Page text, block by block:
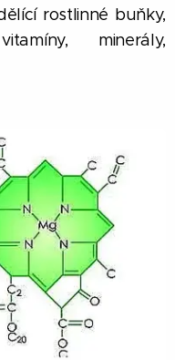
rostlinné buňky,
minerály,